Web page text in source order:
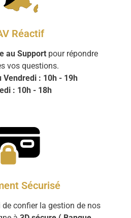
Réactif
au Support pour répondre
vos questions.
Vendredi : 10h - 19h
: 10h - 18h
Sécurisé
confier la gestion de nos